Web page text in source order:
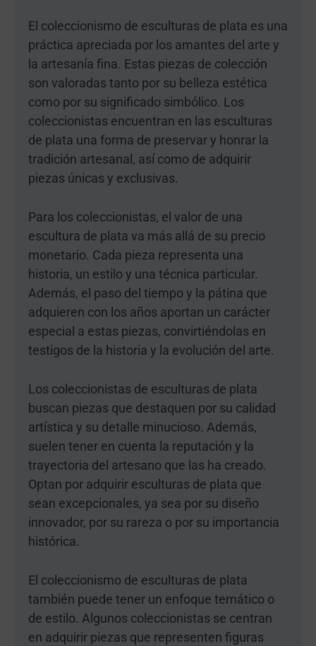
El coleccionismo de esculturas de plata es una
práctica apreciada por los amantes del arte y
la artesanía fina. Estas piezas de colección
son valoradas tanto por su belleza estética
como por su significado simbólico. Los
coleccionistas encuentran en las esculturas
de plata una forma de preservar y honrar la
tradición artesanal, así como de adquirir
piezas únicas y exclusivas.
Para los coleccionistas, el valor de una
escultura de plata va más allá de su precio
monetario. Cada pieza representa una
historia, un estilo y una técnica particular.
Además, el paso del tiempo y la pátina que
adquieren con los años aportan un carácter
especial a estas piezas, convirtiéndolas en
testigos de la historia y la evolución del arte.
Los coleccionistas de esculturas de plata
buscan piezas que destaquen por su calidad
artística y su detalle minucioso. Además,
suelen tener en cuenta la reputación y la
trayectoria del artesano que las ha creado.
Optan por adquirir esculturas de plata que
sean excepcionales, ya sea por su diseño
innovador, por su rareza o por su importancia
histórica.
El coleccionismo de esculturas de plata
también puede tener un enfoque temático o
de estilo. Algunos coleccionistas se centran
en adquirir piezas que representen figuras